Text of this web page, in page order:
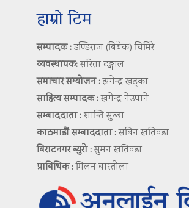
हाम्रो टिम
सम्पादक :डण्डिराज (बिबेक) घिमिरे
व्यवस्थापक:सरिता दङ्गाल
समाचार सम्योजन :झगेन्द्र खड्का
साहित्य सम्पादक :खगेन्द्र नेउपाने
सम्बाददाता :शान्ति सुब्बा
काठमाडौं सम्बाददाता :सबिन खतिवडा
बिराटनगर ब्युरो :सुमन खतिवडा
प्राबिधिक :मिलन बास्तोला